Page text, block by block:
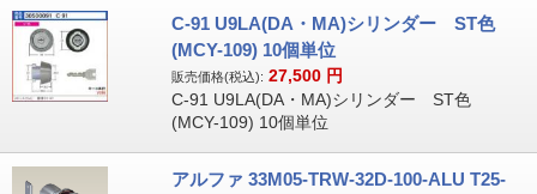
C-91 U9LA(DA・MA)シリンダー ST色
(MCY-109) 10個単位
販売価格(税込): 27,500 円
C-91 U9LA(DA・MA)シリンダー ST色
(MCY-109) 10個単位
アルファ 33M05-TRW-32D-100-ALU T25-